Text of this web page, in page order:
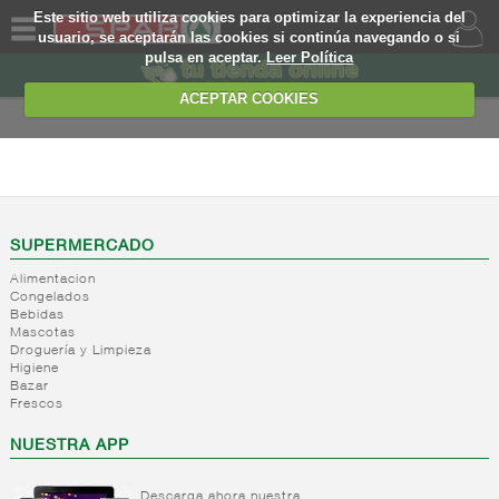
Este sitio web utiliza cookies para optimizar la experiencia del
usuario, se aceptarán las cookies si continúa navegando o si
pulsa en aceptar.Leer Política
ACEPTAR COOKIES
SOMOS
WEB
EJEMPLO
Nivel_3
Mayonesas
y salsas
ligeras
+
Mayonesas
Salsas
ligeras
Alioli
Ketchup
Ketchup
Salsas +
Mostaza
Salsas
frias
Salsas
calientes
Vinagres y
aderezantes
Vinagres
concetrado
SUPERMERCADO
Alimentacion
Congelados
Bebidas
Mascotas
Droguería y Limpieza
Higiene
Bazar
Frescos
NUESTRA APP